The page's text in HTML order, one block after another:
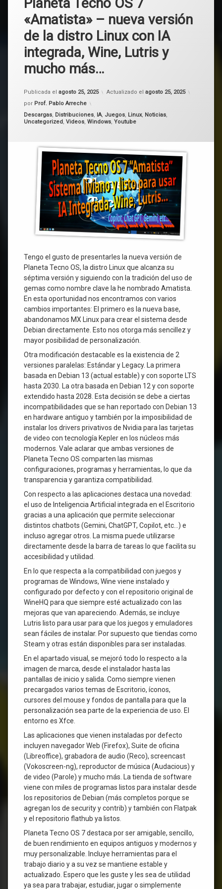
«Amatista» – nueva versión
de la distro Linux con IA
integrada, Wine, Lutris y
mucho más…
Publicada el agosto 25, 2025 Actualizado el agosto 25, 2025
por Prof. Pablo Arreche
Categorías:
Descargas, Distribuciones, IA, Juegos, Linux, Noticias,
Uncategorized, Videos, Windows, Youtube
Tengo el gusto de presentarles la nueva versión de
Planeta Tecno OS, la distro Linux que alcanza su
séptima versión y siguiendo con la tradición del uso de
gemas como nombre clave la he nombrado Amatista.
En esta oportunidad nos encontramos con varios
cambios importantes: El primero es la nueva base,
abandonamos MX Linux para crear el sistema desde
Debian directamente. Esto nos otorga más sencillez y
mayor posibilidad de personalización.
Otra modificación destacable es la existencia de 2
versiones paralelas: Estándar y Legacy. La primera
basada en Debian 13 (actual estable) y con soporte LTS
hasta 2030. La otra basada en Debian 12 y con soporte
extendido hasta 2028. Esta decisión se debe a ciertas
incompatibilidades que se han reportado con Debian 13
en hardware antiguo y también por la imposibilidad de
instalar los drivers privativos de Nvidia para las tarjetas
de video con tecnología Kepler en los núcleos más
modernos. Vale aclarar que ambas versiones de
Planeta Tecno OS comparten las mismas
configuraciones, programas y herramientas, lo que da
transparencia y garantiza compatibilidad.
Con respecto a las aplicaciones destaca una novedad:
el uso de Inteligencia Artificial integrada en el Escritorio
gracias a una aplicación que permite seleccionar
distintos chatbots (Gemini, ChatGPT, Copilot, etc…) e
incluso agregar otros. La misma puede utilizarse
directamente desde la barra de tareas lo que facilita su
accesibilidad y utilidad.
En lo que respecta a la compatibilidad con juegos y
programas de Windows, Wine viene instalado y
configurado por defecto y con el repositorio original de
WineHQ para que siempre esté actualizado con las
mejoras que van apareciendo. Además, se incluye
Lutris listo para usar para que los juegos y emuladores
sean fáciles de instalar. Por supuesto que tiendas como
Steam y otras están disponibles para ser instaladas.
En el apartado visual, se mejoró todo lo respecto a la
imagen de marca, desde el instalador hasta las
pantallas de inicio y salida. Como siempre vienen
precargados varios temas de Escritorio, íconos,
cursores del mouse y fondos de pantalla para que la
personalización sea parte de la experiencia de uso. El
entorno es Xfce.
Las aplicaciones que vienen instaladas por defecto
incluyen navegador Web (Firefox), Suite de oficina
(Libreoffice), grabadora de audio (Reco), screencast
(Vokoscreen-ng), reproductor de música (Audacious) y
de video (Parole) y mucho más. La tienda de software
viene con miles de programas listos para instalar desde
los repositorios de Debian (más completos porque se
agregan los de security y contrib) y también con Flatpak
y el repositorio flathub ya listos.
Planeta Tecno OS 7 destaca por ser amigable, sencillo,
de buen rendimiento en equipos antiguos y modernos y
muy personalizable. Incluye herramientas para el
trabajo diario y a su vez se mantiene estable y
actualizado. Espero que les guste y les sea de utilidad
ya sea para trabajar, estudiar, jugar o simplemente